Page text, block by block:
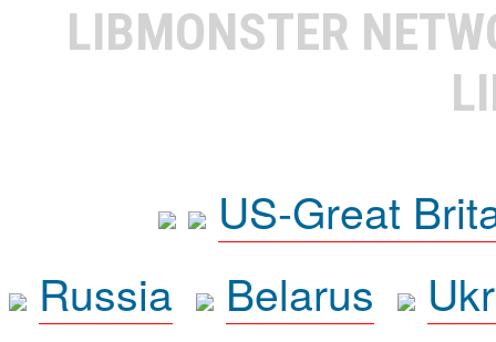
LIBMONSTER
US-Great
Russia
Belarus